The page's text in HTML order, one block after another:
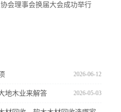
会理事会换届大会成功举行
2026-06-12
地木业来解答 2026-05-03